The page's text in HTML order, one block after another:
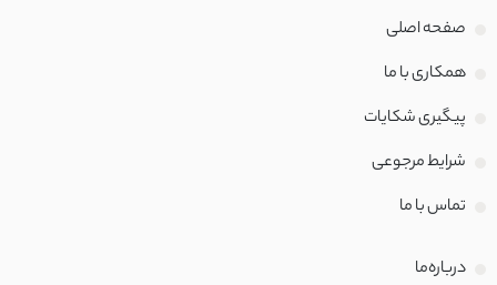
صفحه اصلی
همکاری با ما
پیگیری شکایات
شرایط مرجوعی
تماس با‌ ما
درباره‌ما